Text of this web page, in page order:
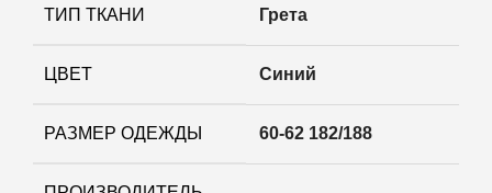
ТИП ТКАНИ Грета
ЦВЕТ Синий
РАЗМЕР ОДЕЖДЫ 60-62 182/188